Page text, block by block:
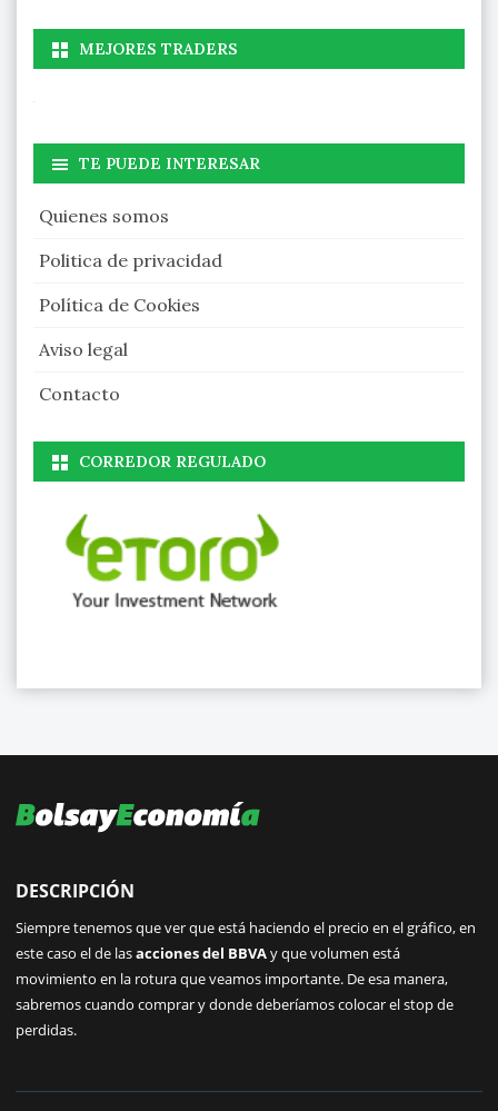
MEJORES TRADERS
TE PUEDE INTERESAR
Quienes somos
Politica de privacidad
Política de Cookies
Aviso legal
Contacto
CORREDOR REGULADO
DESCRIPCIÓN
Siempre tenemos que ver que está haciendo el precio en el gráfico, en
este caso el de lasacciones del BBVAy que volumen está
movimiento en la rotura que veamos importante. De esa manera,
sabremos cuando comprar y donde deberíamos colocar el stop de
perdidas.